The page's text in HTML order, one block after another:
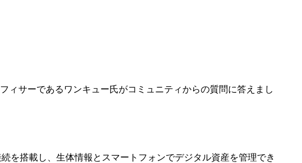
ィサーであるワンキュー氏がコミュニティからの質問に答えまし
を搭載し、生体情報とスマートフォンでデジタル資産を管理でき